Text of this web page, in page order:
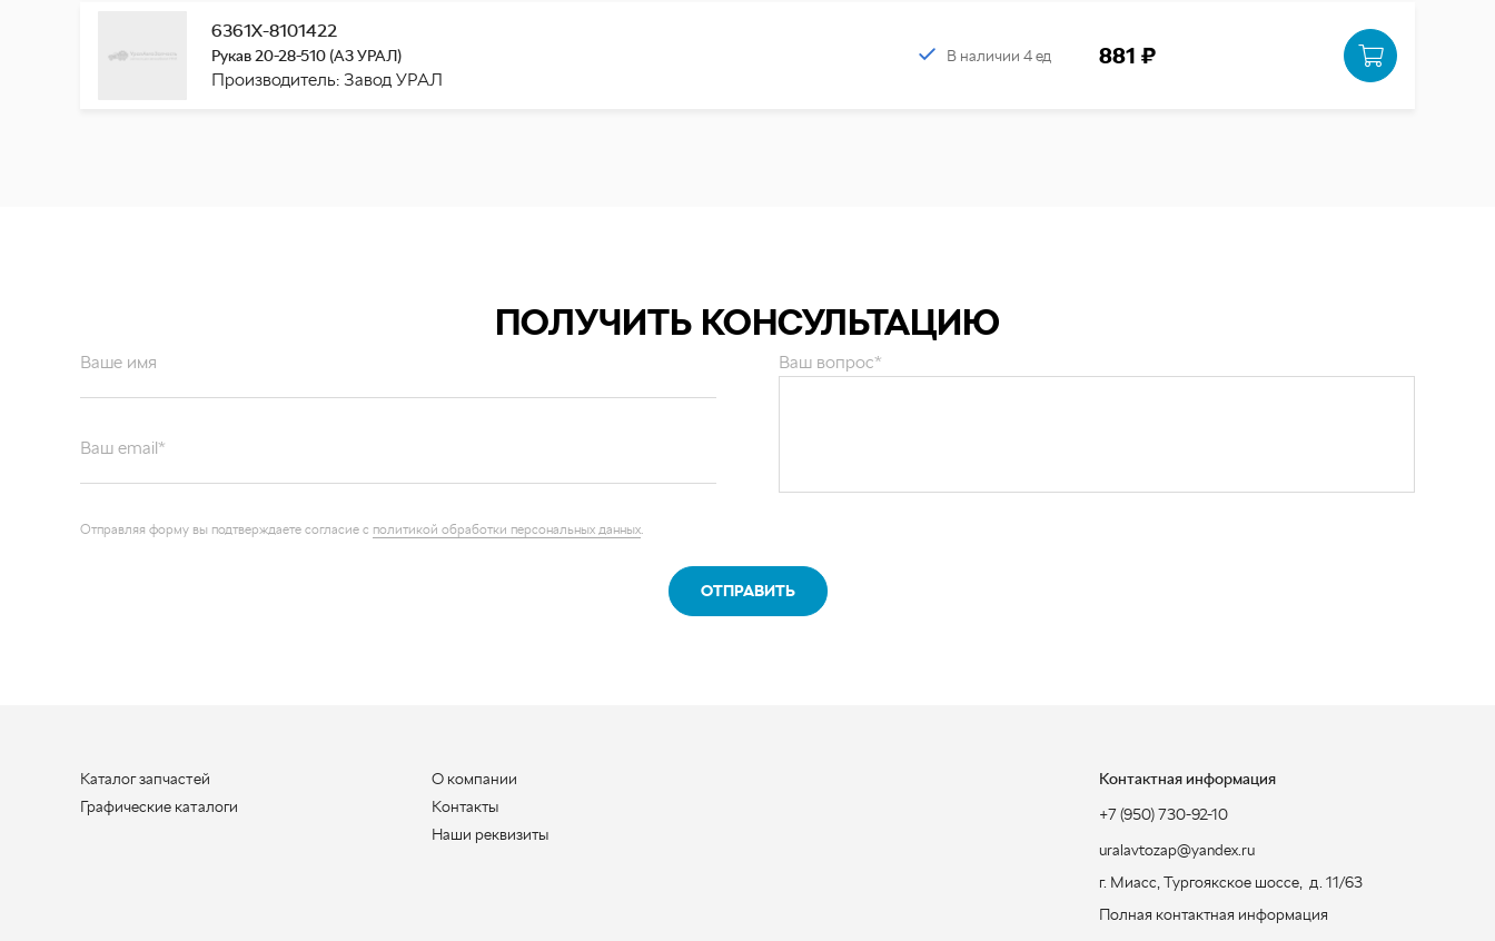
6361Х-8101422
Рукав 20-28-510 (АЗ УРАЛ)
Производитель: Завод УРАЛ
В наличии 4 ед 881 ₽
ПОЛУЧИТЬ КОНСУЛЬТАЦИЮ
Ваше имя Ваш вопрос*
Отправляя форму вы подтверждаете согласие с